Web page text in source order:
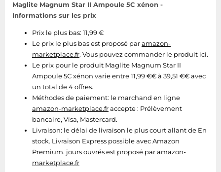
Maglite Magnum Star II Ampoule 5C xénon -
Informations sur les prix
Prix le plus bas: 11,99 €
Le prix le plus bas est proposé paramazon-
marketplace.fr. Vous pouvez commander le produit ici.
Le prix pour le produit Maglite Magnum Star II
Ampoule 5C xénon varie entre 11,99 €€ à 39,51 €€ avec
un total de 4 offres.
Méthodes de paiement: le marchand en ligne
amazon-marketplace.fraccepte : Prélèvement
bancaire, Visa, Mastercard.
Livraison: le délai de livraison le plus court allant de En
stock. Livraison Express possible avec Amazon
Premium. jours ouvrés est proposé paramazon-
marketplace.fr